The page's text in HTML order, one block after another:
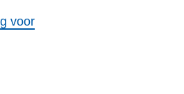
voor